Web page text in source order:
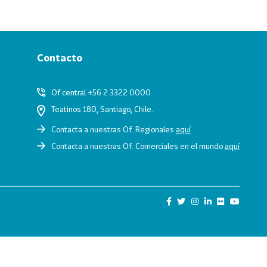
Contacto
Of central +56 2 3322 0000
Teatinos 180, Santiago, Chile.
Contacta a nuestras Of. Regionales aquí
Contacta a nuestras Of. Comerciales en el mundoaquí